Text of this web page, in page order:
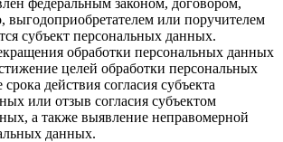
выгодоприобретателем или поручителем
субъект персональных данных.
обработки персональных данных
целей обработки персональных
действия согласия субъекта
или отзыв согласия субъектом
а также выявление неправомерной
данных.